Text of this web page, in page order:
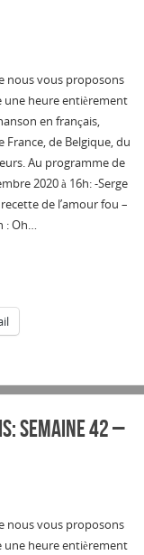
nous vous proposons
une heure entièrement
en français,
France, de Belgique, du
Au programme de
2020 à 16h: -Serge
de l’amour fou –
: Oh…
Semaine 42 –
nous vous proposons
une heure entièrement